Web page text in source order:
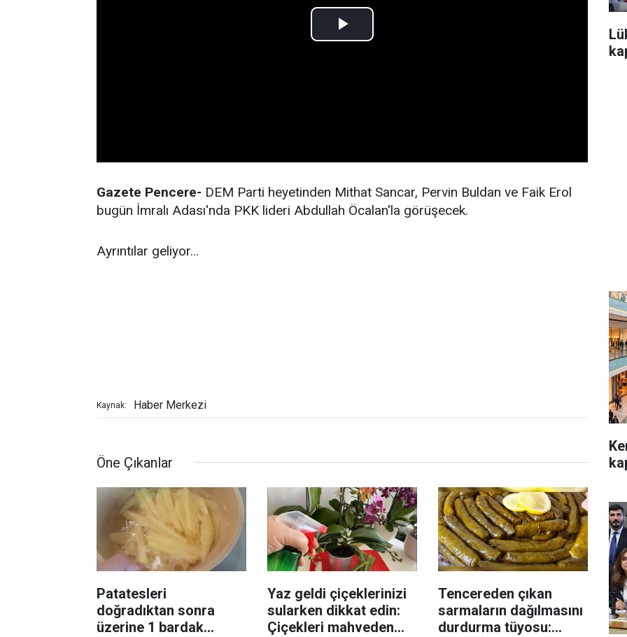
Gazete Pencere- DEM Parti heyetinden Mithat Sancar, Pervin Buldan ve Faik Erol
bugün İmralı Adası'nda PKK lideri Abdullah Öcalan'la görüşecek.
Ayrıntılar geliyor…
Kaynak: Haber Merkezi
Öne Çıkanlar
Patatesleri
doğradıktan sonra
üzerine 1 bardak
Yaz geldi çiçeklerinizi
sularken dikkat edin:
Çiçekleri mahveden
Tencereden çıkan
sarmaların dağılmasını
durdurma tüyosu: